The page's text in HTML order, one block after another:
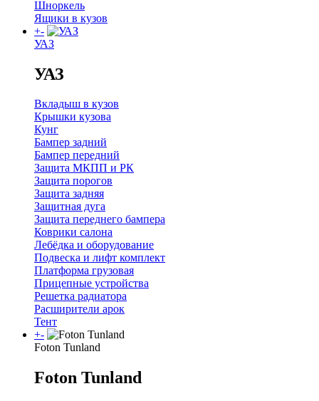
Шноркель
Ящики в кузов
+-
УАЗ
УАЗ
Вкладыш в кузов
Крышки кузова
Кунг
Бампер задний
Бампер передний
Защита МКПП и РК
Защита порогов
Защита задняя
Защитная дуга
Защита переднего бампера
Коврики салона
Лебёдка и оборудование
Подвеска и лифт комплект
Платформа грузовая
Прицепные устройства
Решетка радиатора
Расширители арок
Тент
+-
Foton Tunland
Foton Tunland